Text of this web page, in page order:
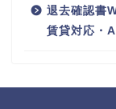
退去確認書
賃貸対応・